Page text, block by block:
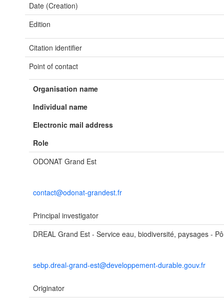
Date (Creation)
Edition
Citation identifier
Point of contact
Organisation name
Individual name
Electronic mail address
Role
ODONAT Grand Est
contact@odonat-grandest.fr
Principal investigator
DREAL Grand Est - Service eau, biodiversité, paysages -
sebp.dreal-grand-est@developpement-durable.gouv.fr
Originator